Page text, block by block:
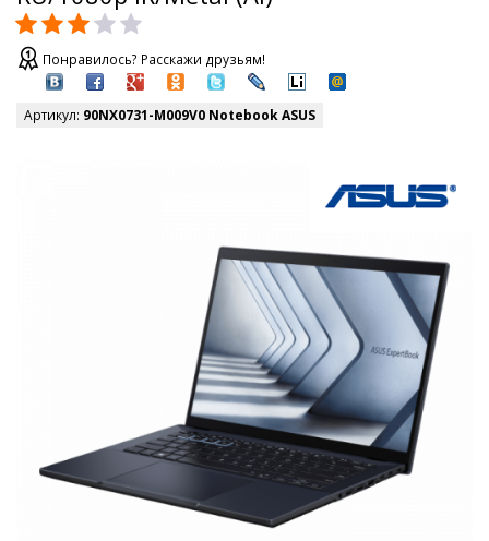
Понравилось? Расскажи друзьям!
Артикул: 90NX0731-M009V0 Notebook ASUS